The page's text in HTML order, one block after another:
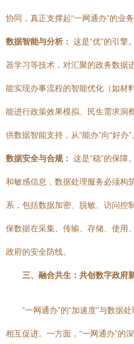
协同，真正支撑起“一网通办”的业务
数据智能与分析： 这是“优”的引擎
器学习等技术，对汇聚的政务数据
能实现办事流程的智能优化（如材
能进行政策效果模拟、民生需求洞
供数据智能支持，从“能办”向“好办”
数据安全与合规： 这是“稳”的保障
和敏感信息，数据处理服务必须构
系，包括数据加密、脱敏、访问控
保数据在采集、传输、存储、使用
政府的安全防线。
三、融合共生：共创数字政府
“一网通办”的“加速度”与数据
相互促进。一方面，“一网通办”的